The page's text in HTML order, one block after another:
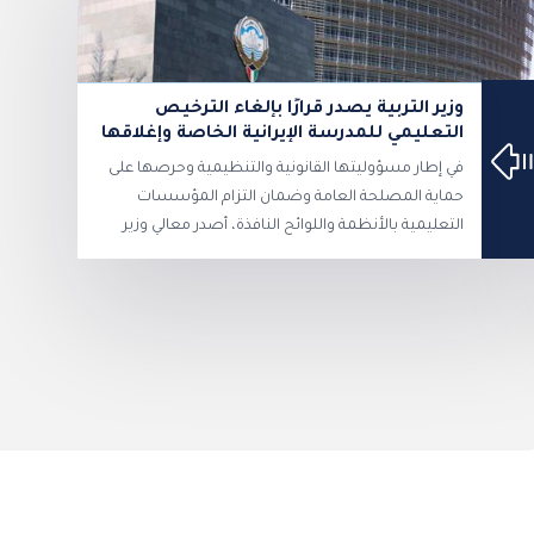
وزير التربية يصدر قرارًا بإلغاء الترخيص
التعليمي للمدرسة الإيرانية الخاصة وإغلاقها
في إطار مسؤوليتها القانونية والتنظيمية وحرصها على
حماية المصلحة العامة وضمان التزام المؤسسات
التعليمية بالأنظمة واللوائح النافذة، أصدر معالي وزير
التربية المهندس سيد جلال الطبطبائي قرارا وزاريا بإلغاء